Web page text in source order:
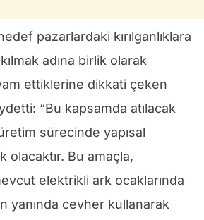
pazarlardaki kırılganlıklara
adına birlik olarak
ettiklerine dikkati çeken
“Bu kapsamda atılacak
sürecinde yapısal
olacaktır. Bu amaçla,
elektrikli ark ocaklarında
yanında cevher kullanarak